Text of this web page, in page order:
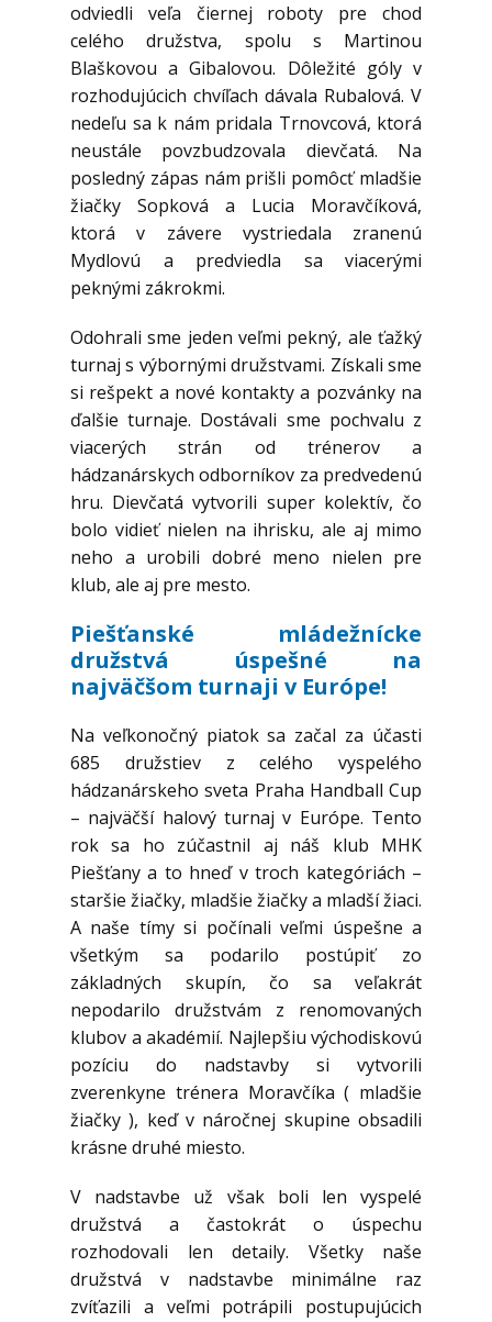
odviedli veľa čiernej roboty pre chod
celého družstva, spolu s Martinou
Blaškovou a Gibalovou. Dôležité góly v
rozhodujúcich chvíľach dávala Rubalová. V
nedeľu sa k nám pridala Trnovcová, ktorá
neustále povzbudzovala dievčatá. Na
posledný zápas nám prišli pomôcť mladšie
žiačky Sopková a Lucia Moravčíková,
ktorá v závere vystriedala zranenú
Mydlovú a predviedla sa viacerými
peknými zákrokmi.
Odohrali sme jeden veľmi pekný, ale ťažký
turnaj s výbornými družstvami. Získali sme
si rešpekt a nové kontakty a pozvánky na
ďalšie turnaje. Dostávali sme pochvalu z
viacerých strán od trénerov a
hádzanárskych odborníkov za predvedenú
hru. Dievčatá vytvorili super kolektív, čo
bolo vidieť nielen na ihrisku, ale aj mimo
neho a urobili dobré meno nielen pre
klub, ale aj pre mesto.
Piešťanské mládežnícke
družstvá úspešné na
najväčšom turnaji v Európe!
Na veľkonočný piatok sa začal za účasti
685 družstiev z celého vyspelého
hádzanárskeho sveta Praha Handball Cup
– najväčší halový turnaj v Európe. Tento
rok sa ho zúčastnil aj náš klub MHK
Piešťany a to hneď v troch kategóriách –
staršie žiačky, mladšie žiačky a mladší žiaci.
A naše tímy si počínali veľmi úspešne a
všetkým sa podarilo postúpiť zo
základných skupín, čo sa veľakrát
nepodarilo družstvám z renomovaných
klubov a akadémií. Najlepšiu východiskovú
pozíciu do nadstavby si vytvorili
zverenkyne trénera Moravčíka ( mladšie
žiačky ), keď v náročnej skupine obsadili
krásne druhé miesto.
V nadstavbe už však boli len vyspelé
družstvá a častokrát o úspechu
rozhodovali len detaily. Všetky naše
družstvá v nadstavbe minimálne raz
zvíťazili a veľmi potrápili postupujúcich